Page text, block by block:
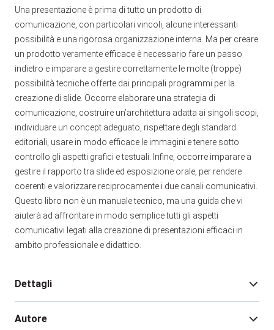
Una presentazione è prima di tutto un prodotto di
comunicazione, con particolari vincoli, alcune interessanti
possibilità e una rigorosa organizzazione interna. Ma per creare
un prodotto veramente efficace è necessario fare un passo
indietro e imparare a gestire correttamente le molte (troppe)
possibilità tecniche offerte dai principali programmi per la
creazione di slide. Occorre elaborare una strategia di
comunicazione, costruire un’architettura adatta ai singoli scopi,
individuare un concept adeguato, rispettare degli standard
editoriali, usare in modo efficace le immagini e tenere sotto
controllo gli aspetti grafici e testuali. Infine, occorre imparare a
gestire il rapporto tra slide ed esposizione orale, per rendere
coerenti e valorizzare reciprocamente i due canali comunicativi.
Questo libro non è un manuale tecnico, ma una guida che vi
aiuterà ad affrontare in modo semplice tutti gli aspetti
comunicativi legati alla creazione di presentazioni efficaci in
ambito professionale e didattico.
Dettagli
Autore